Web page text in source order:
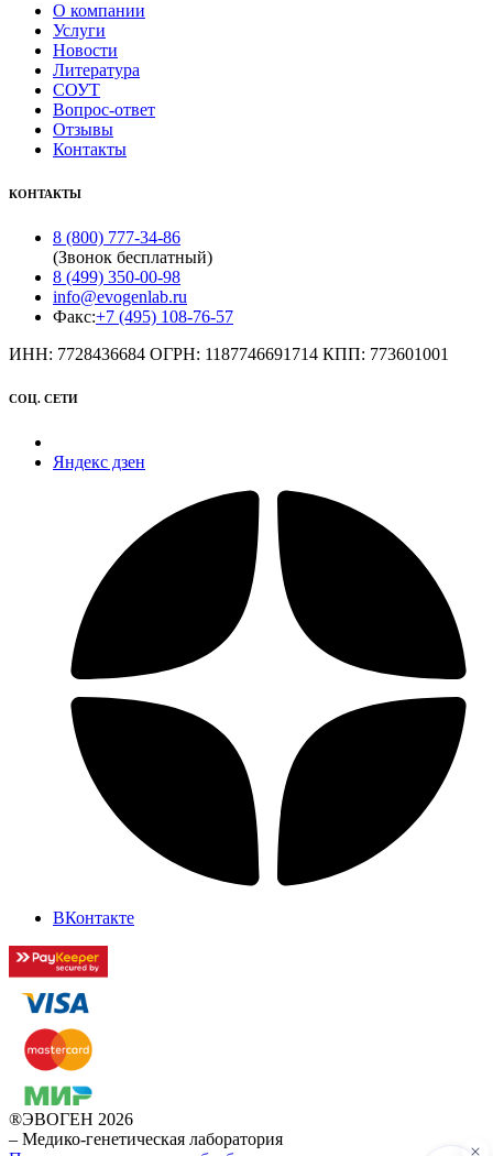
О компании
Услуги
Новости
Литература
СОУТ
Вопрос-ответ
Отзывы
Контакты
КОНТАКТЫ
8 (800) 777-34-86
(Звонок бесплатный)
8 (499) 350-00-98
info@evogenlab.ru
Факс:+7 (495) 108-76-57
ИНН: 7728436684 ОГРН: 1187746691714 КПП: 773601001
СОЦ. СЕТИ
Яндекс дзен
ВКонтакте
®ЭВОГЕН 2026
– Медико-генетическая лаборатория